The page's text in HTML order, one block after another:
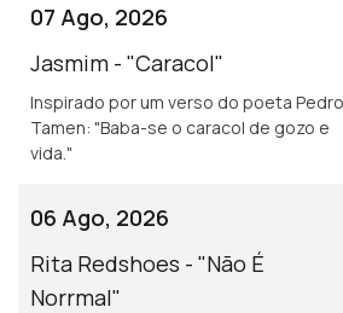
07 Ago, 2026
Jasmim - "Caracol"
Inspirado por um verso do poeta Pedro
Tamen: "Baba-se o caracol de gozo e
vida."
06 Ago, 2026
Rita Redshoes - "Não É
Norrmal"